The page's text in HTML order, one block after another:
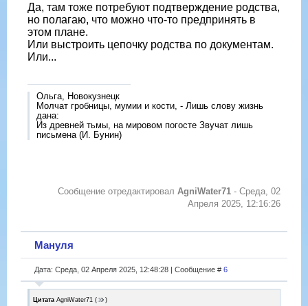
Да, там тоже потребуют подтверждение родства,
но полагаю, что можно что-то предпринять в
этом плане.
Или выстроить цепочку родства по документам.
Или...
Ольга, Новокузнецк
Молчат гробницы, мумии и кости, - Лишь слову жизнь
дана:
Из древней тьмы, на мировом погосте Звучат лишь
письмена (И. Бунин)
Сообщение отредактировал AgniWater71 - Среда, 02
Апреля 2025, 12:16:26
Мануля
Дата: Среда, 02 Апреля 2025, 12:48:28 | Сообщение # 6
Цитата AgniWater71 ( )